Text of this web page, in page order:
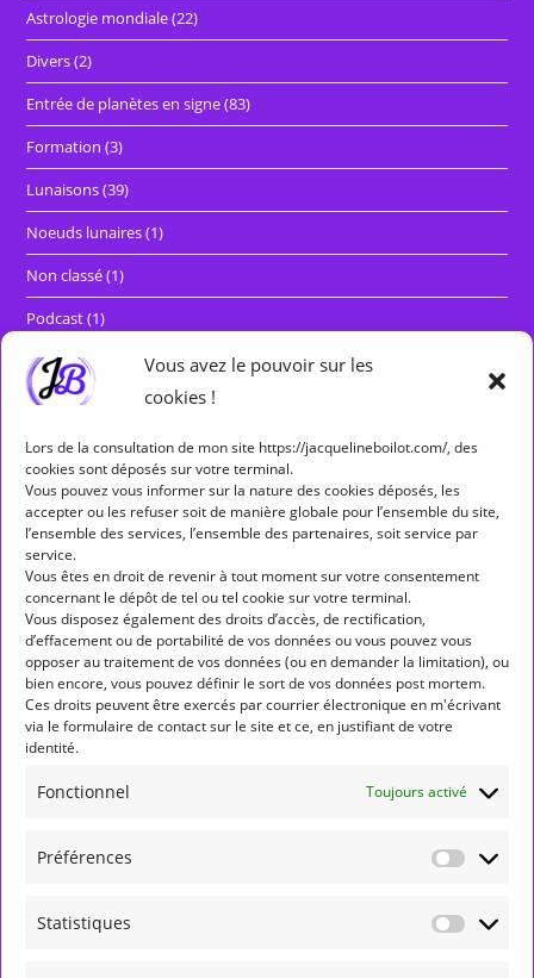
Vous avez le pouvoir sur les
cookies !
Lors de la consultation de mon site https://jacquelineboilot.com/, des
cookies sont déposés sur votre terminal.
Vous pouvez vous informer sur la nature des cookies déposés, les
accepter ou les refuser soit de manière globale pour l’ensemble du site,
l’ensemble des services, l’ensemble des partenaires, soit service par
service.
Vous êtes en droit de revenir à tout moment sur votre consentement
concernant le dépôt de tel ou tel cookie sur votre terminal.
Vous disposez également des droits d’accès, de rectification,
d’effacement ou de portabilité de vos données ou vous pouvez vous
opposer au traitement de vos données (ou en demander la limitation), ou
bien encore, vous pouvez définir le sort de vos données post mortem.
Ces droits peuvent être exercés par courrier électronique en m'écrivant
via le formulaire de contact sur le site et ce, en justifiant de votre
identité.
Fonctionnel Toujours activé
Préférences
Statistiques
Astrologie mondiale(22)
Divers(2)
Entrée de planètes en signe(83)
Formation (3)
Lunaisons(39)
Noeuds lunaires(1)
Non classé(1)
Podcast(1)
Rétrogradations et marches directes(29)
Séminaires
Étiquettes
ALLÔ ALLÔ MERCURE ASPECT ASPECTS
ASTROLOGIE ASTROLOGIE HUMANISTE
ASTROLOGIE MONDIALE ASTÉROÏDES BALANCE
BÉLIER CANCER CAPRICORNE CARRÉ
CONJONCTION ENTRÉE DE PLANÈTE EN SIGNE
FORMATION JUNON
LUNAISON
OPPOSITION POISSONS